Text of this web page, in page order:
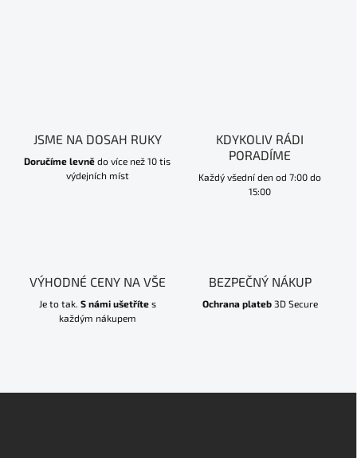
JSME NA DOSAH RUKY
Doručíme levně do více než 10 tis
výdejních míst
KDYKOLIV RÁDI
PORADÍME
Každý všední den od 7:00 do
15:00
VÝHODNÉ CENY NA VŠE
Je to tak. S námi ušetřítes
každým nákupem
BEZPEČNÝ NÁKUP
Ochrana plateb3D Secure